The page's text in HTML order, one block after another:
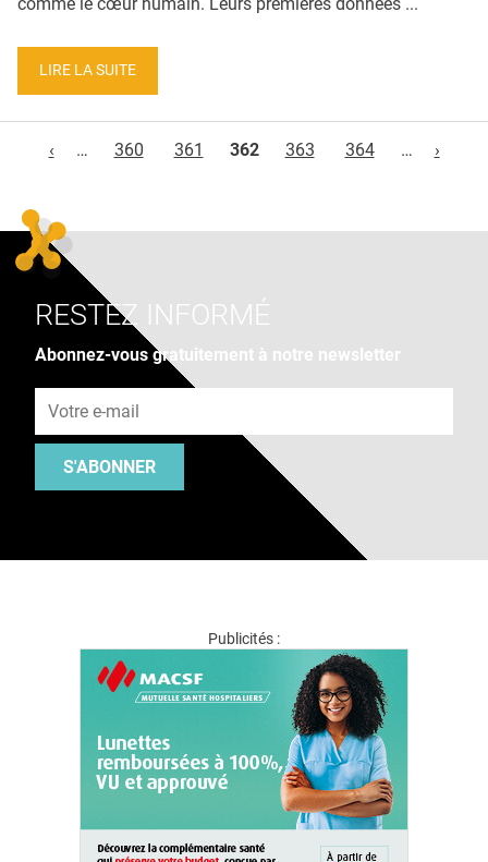
LIRE LA SUITE
‹
… 360 361 362 363 364 … ›
RESTEZ INFORMÉ
Abonnez-vous gratuitement à notre newsletter
S'ABONNER
Publicités :